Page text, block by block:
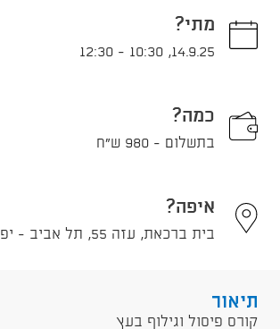
מתי?
14.9.25
,
10:30
-
12:30
כמה?
בתשלום - 980 ש"ח
איפה?
בית ברכאת, עזה 55, תל אביב - יפו
תיאור
קורס פיסול וגילוף בעץ